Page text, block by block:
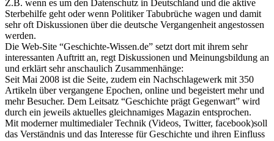
Z.B. wenn es um den Datenschutz in Deutschland und die aktive
Sterbehilfe geht oder wenn Politiker Tabubrüche wagen und damit
sehr oft Diskussionen über die deutsche Vergangenheit angestossen
werden.
Die Web-Site “Geschichte-Wissen.de” setzt dort mit ihrem sehr
interessanten Auftritt an, regt Diskussionen und Meinungsbildung an
und erklärt sehr anschaulich Zusammenhänge:
Seit Mai 2008 ist die Seite, zudem ein Nachschlagewerk mit 350
Artikeln über vergangene Epochen, online und begeistert mehr und
mehr Besucher. Dem Leitsatz “Geschichte prägt Gegenwart” wird
durch ein jeweils aktuelles gleichnamiges Magazin entsprochen.
Mit moderner multimedialer Technik (Videos, Twitter, facebook)soll
das Verständnis und das Interesse für Geschichte und ihren Einfluss